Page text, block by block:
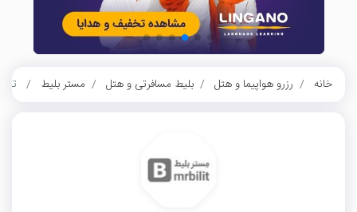
خانه رزرو هواپیما و هتل بلیط مسافرتی و هتل مستر بلیط تا %31 تخفیف رزرو هتل